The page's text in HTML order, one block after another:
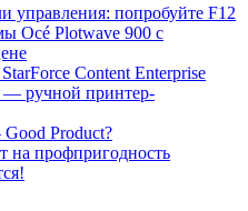
попробуйте F12
Océ Plotwave 900 с
Content Enterprise
ручной принтер-
Product?
на профпригодность